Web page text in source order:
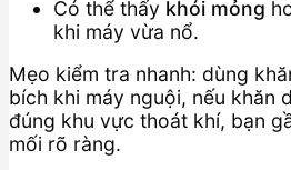
Có thể thấy khói mỏng
khi máy vừa nổ.
Mẹo kiểm tra nhanh: dùng
bích khi máy nguội, nếu khăn
đúng khu vực thoát khí, bạn
mối rõ ràng.